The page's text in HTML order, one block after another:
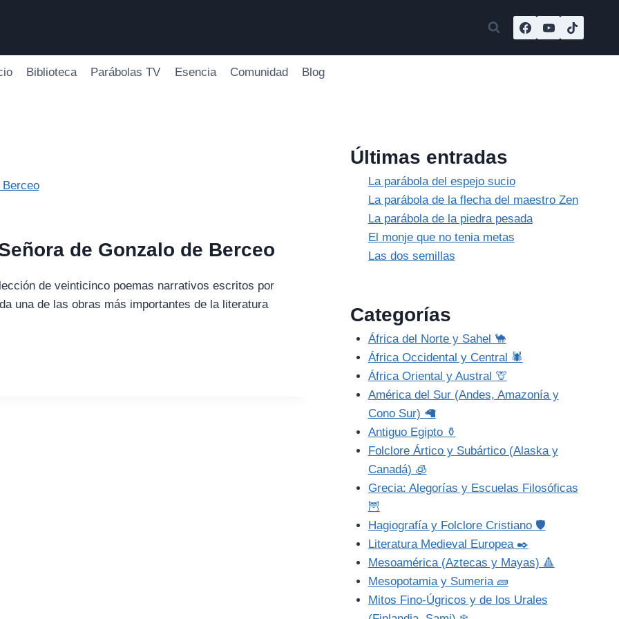
Biblioteca Parábolas TV Esencia Comunidad Blog
de Gonzalo de Berceo
de veinticinco poemas narrativos escritos por
una de las obras más importantes de la literatura
Últimas entradas
La parábola del espejo sucio
La parábola de la flecha del maestro Zen
La parábola de la piedra pesada
El monje que no tenia metas
Las dos semillas
Categorías
África del Norte y Sahel 🐪
África Occidental y Central 🕷️
África Oriental y Austral 🦒
América del Sur (Andes, Amazonía y
Cono Sur) 🦙
Antiguo Egipto ⚱️
Folclore Ártico y Subártico (Alaska y
Canadá) 🧊
Grecia: Alegorías y Escuelas Filosóficas
🦉
Hagiografía y Folclore Cristiano 🛡️
Literatura Medieval Europea ✒️
Mesoamérica (Aztecas y Mayas) 🔺
Mesopotamia y Sumeria 🧱
Mitos Fino-Úgricos y de los Urales